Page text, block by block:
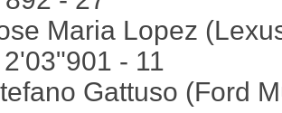
Maria Lopez
- 11
Gattuso (Ford